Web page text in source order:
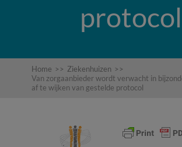
protocol
Home >> Ziekenhuizen >>
Van zorgaanbieder wordt verwacht in
af te wijken van gestelde protocol